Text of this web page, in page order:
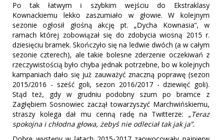
Po tak łatwym i szybkim wejściu do Ekstraklasy
Kownackiemu lekko zaszumiało w głowie. W kolejnym
sezonie ogłosił głośną akcję pt. „Dycha Kownasia”, w
ramach której zobowiązał się do zdobycia wiosną 2015 r.
dziesięciu bramek. Skończyło się na ledwie dwóch (a w całym
sezonie czterech), ale takie bolesne zderzenie oczekiwań z
rzeczywistością było chyba jednak potrzebne, bo w kolejnych
kampaniach dało się już zauważyć znaczną poprawę (sezon
2015/2016 - sześć goli, sezon 2016/2017 - dziewięć goli).
Stąd też, gdy w grudniu podobny szum po bramce z
Zagłębiem Sosnowiec zaczął towarzyszyć Marchwińskiemu,
straszy kolega dał mu cenną radę na Twitterze: „Teraz
spokojna i chłodna głowa, żebyś nie odleciał tak jak ja”.